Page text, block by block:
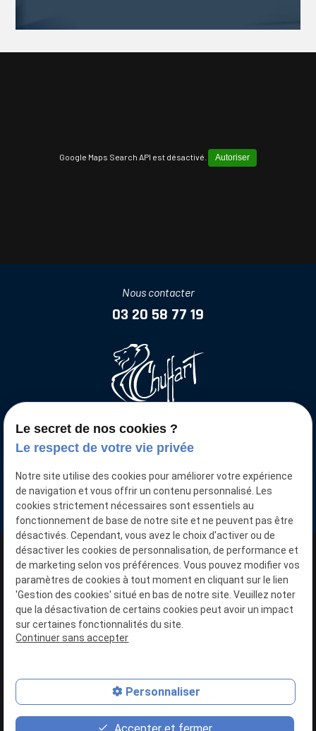
Google Maps Search API est désactivé. Autoriser
Nous contacter
03 20 58 77 19
15 Pl. de la Gare
59136 WAVRIN
N° SIRET : 40357091400032
Plan du site
Mentions légales
Gestion des cookies
phone
Le secret de nos cookies ?
Le respect de votre vie privée
Notre site utilise des cookies pour améliorer votre expérience
de navigation et vous offrir un contenu personnalisé. Les
cookies strictement nécessaires sont essentiels au
fonctionnement de base de notre site et ne peuvent pas être
désactivés. Cependant, vous avez le choix d'activer ou de
désactiver les cookies de personnalisation, de performance et
de marketing selon vos préférences. Vous pouvez modifier vos
paramètres de cookies à tout moment en cliquant sur le lien
'Gestion des cookies' situé en bas de notre site. Veuillez noter
que la désactivation de certains cookies peut avoir un impact
sur certaines fonctionnalités du site.
Continuer sans accepter
Personnaliser